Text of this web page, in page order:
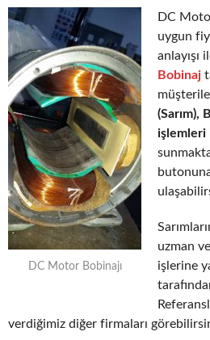
DC Motor Bobinajı
DC
uygun
anlayışı
Bobinaj
(Sarım),
işlemleri
uzman
işlerine
verdiğimiz diğer firmaları